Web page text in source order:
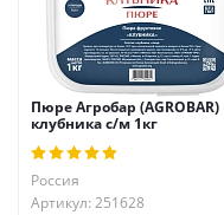
Пюре Агробар (AGROBAR)
клубника с/м 1кг
Россия
Артикул: 251628